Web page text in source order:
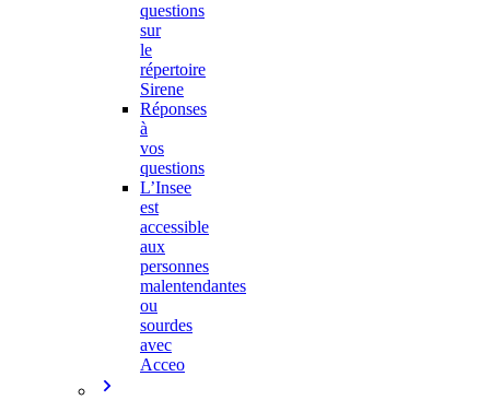
questions
sur
le
répertoire
Sirene
Réponses
à
vos
questions
L’Insee
est
accessible
aux
personnes
malentendantes
ou
sourdes
avec
Acceo